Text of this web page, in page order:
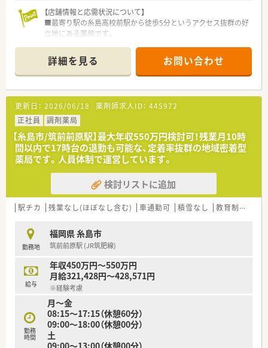
【店舗情報と応需状況について】
■最寄り駅の糸島高校前駅から徒歩5分というアクセス抜群の好
立地にある薬局です。
箋枚数は10～30枚です。
■薬剤師は正社員1名とパート1名、事務員1名が在籍し協力して
業務を行います。
【募集背景と求める人物像について】
■地域医療貢献のための募集です。
■在宅医療のご経験や、管理薬剤師として店舗運営に携わったご
経験のある方を歓迎します。
■患者様サービスを第一に考え、地域に貢献したいという強い意
欲のある方を求めます。
【法人特徴について】
■福岡県を中心に調剤薬局のほか、ジェネリック医薬品の卸売業
なども展開しています。
■何よりもスタッフ同士の関係性づくりを大切にしており、風通
■カフェ風の店舗づくりなど、地域住民の方が集う場所となるよ
うな薬局を目指しています。
【職場環境と雰囲気】
■カフェのようなお洒落な内装で、アクアリウムやプロジェクタ
ーなども設置されています。
■コーヒーをはじめとしたフリードリンク制度があり、リラック
スして働くことができます。
■社長自らが窓口となり、門前のドクターとも非常に良好な関係
を築いています。
詳細を見る お問い合わせ
更新日： 2026/06/18 薬剤師求人ID： 445972
正社員
調剤薬局
【糸島市/筑前前原駅】最大年収550万円検討可！残業月10時
間以内で17時台の退勤も可能な、定着率抜群の地域密着型
薬局です。人員体制で運営しています。
検討リストに追加
駅チカ 残業なし(ほぼなし含む) 車通勤可 積雪なし 教育制度あり
勤務地
福岡県 糸島市
筑前前原駅 (JR筑肥線)
給与
年収450万円～550万円
月給321,428円～428,571円
※経験考慮
勤務
時間
月～金
08:15～17:15（休憩60分）
09:00～18:00（休憩00分）
土